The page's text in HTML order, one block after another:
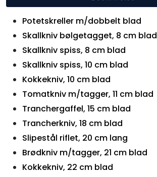
Potetskreller m/dobbelt blad
Skallkniv bølgetagget, 8 cm blad
Skallkniv spiss, 8 cm blad
Skallkniv spiss, 10 cm blad
Kokkekniv, 10 cm blad
Tomatkniv m/tagger, 11 cm blad
Tranchergaffel, 15 cm blad
Trancherkniv, 18 cm blad
Slipestål riflet, 20 cm lang
Brødkniv m/tagger, 21 cm blad
Kokkekniv, 22 cm blad